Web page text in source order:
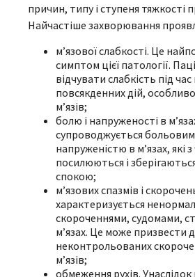
причин, типу і ступеня тяжкості
Найчастіше захворювання
м’язової слабкості. Це
симптом цієї патології.
відчувати слабкість під
повсякденних дій,
м’язів;
болю і напруженості в
супроводжується
напруженістю в м’язах, які
посилюються і
спокою;
м’язових спазмів і
характеризується
скороченнями, судомами,
м’язах. Це може призвести
неконтрольованих
м’язів;
обмеження рухів. Унаслідок